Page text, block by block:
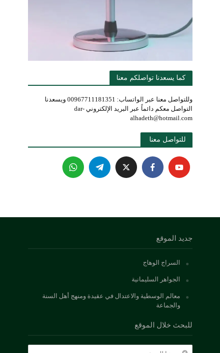
كما يسعدنا تواصلكم معنا
وللتواصل معنا عبر الواتساب: 00967711181351 ويسعدنا
التواصل معكم دائماً عبر البريد الإلكتروني dar-
alhadeth@hotmail.com
للتواصل معنا
جديد الموقع
السراج الوهاج
الجواهر السليمانية
معالم الوسطية والاعتدال في عقيدة ومنهج أهل السنة
والجماعة
للبحث خلال الموقع